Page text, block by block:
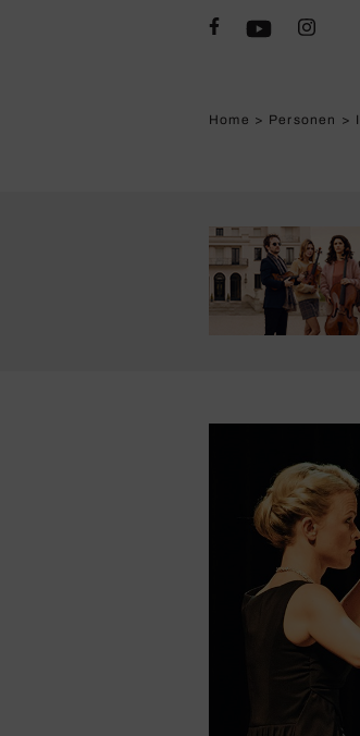
Home > Personen >